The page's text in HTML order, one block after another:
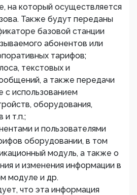
на который осуществляется
Также будут переданы
базовой станции
абонентов или
тарифов;
текстовых и
а также передачи
с использованием
оборудования,
и т.п.;
и пользователями
оборудовании, в том
модуль, а также о
и изменения информации в
модуле и др.
что эта информация